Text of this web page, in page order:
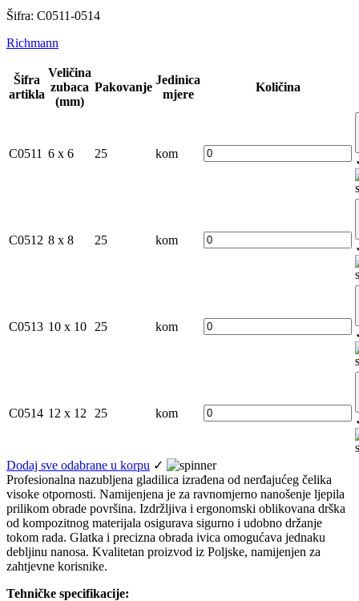
Šifra: C0511-0514
Richmann
Šifra
artikla
Veličina
zubaca
(mm)
Pakovanje
Jedinica
mjere
Količina
C0511 6 x 6 25 kom
C0512 8 x 8 25 kom
C0513 10 x 10 25 kom
C0514 12 x 12 25 kom
Dodaj sve odabrane u korpu ✓
Profesionalna nazubljena gladilica izrađena od nerđajućeg čelika
visoke otpornosti. Namijenjena je za ravnomjerno nanošenje ljepila
prilikom obrade površina. Izdržljiva i ergonomski oblikovana drška
od kompozitnog materijala osigurava sigurno i udobno držanje
tokom rada. Glatka i precizna obrada ivica omogućava jednaku
debljinu nanosa. Kvalitetan proizvod iz Poljske, namijenjen za
zahtjevne korisnike.
Tehničke specifikacije: